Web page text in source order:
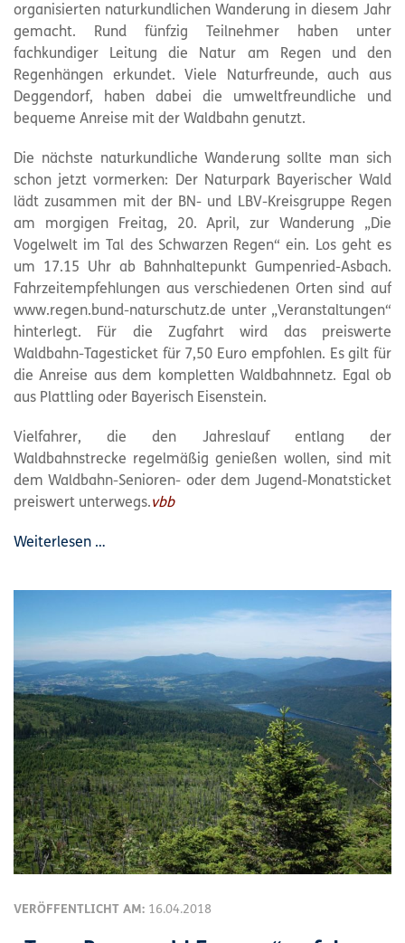
organisierten naturkundlichen Wanderung in diesem Jahr
gemacht. Rund fünfzig Teilnehmer haben unter
fachkundiger Leitung die Natur am Regen und den
Regenhängen erkundet. Viele Naturfreunde, auch aus
Deggendorf, haben dabei die umweltfreundliche und
bequeme Anreise mit der Waldbahn genutzt.
Die nächste naturkundliche Wanderung sollte man sich
schon jetzt vormerken: Der Naturpark Bayerischer Wald
lädt zusammen mit der BN- und LBV-Kreisgruppe Regen
am morgigen Freitag, 20. April, zur Wanderung „Die
Vogelwelt im Tal des Schwarzen Regen“ ein. Los geht es
um 17.15 Uhr ab Bahnhaltepunkt Gumpenried-Asbach.
Fahrzeitempfehlungen aus verschiedenen Orten sind auf
www.regen.bund-naturschutz.de unter „Veranstaltungen“
hinterlegt. Für die Zugfahrt wird das preiswerte
Waldbahn-Tagesticket für 7,50 Euro empfohlen. Es gilt für
die Anreise aus dem kompletten Waldbahnnetz. Egal ob
aus Plattling oder Bayerisch Eisenstein.
Vielfahrer, die den Jahreslauf entlang der
Waldbahnstrecke regelmäßig genießen wollen, sind mit
dem Waldbahn-Senioren- oder dem Jugend-Monatsticket
preiswert unterwegs.vbb
Weiterlesen …
VERÖFFENTLICHT AM: 16.04.2018